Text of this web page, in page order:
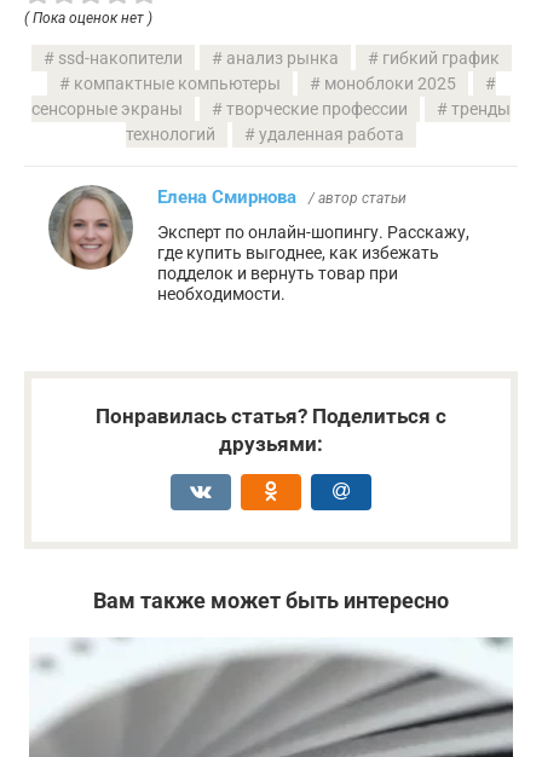
( Пока оценок нет )
ssd-накопители анализ рынка
гибкий график
компактные компьютеры
моноблоки 2025
сенсорные экраны
творческие профессии
тренды
технологий
удаленная работа
Елена Смирнова / автор статьи
Эксперт по онлайн-шопингу. Расскажу,
где купить выгоднее, как избежать
подделок и вернуть товар при
необходимости.
Понравилась статья? Поделиться с
друзьями:
Вам также может быть интересно